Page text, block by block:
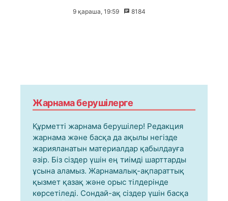
9 қараша, 19:59 8184
Жарнама берушілерге
Құрметті жарнама берушілер! Редакция
жарнама және басқа да ақылы негізде
жарияланатын материалдар қабылдауға
әзір. Біз сіздер үшін ең тиімді шарттарды
ұсына аламыз. Жарнамалық-ақпараттық
қызмет қазақ және орыс тілдерінде
көрсетіледі. Сондай-ақ сіздер үшін басқа